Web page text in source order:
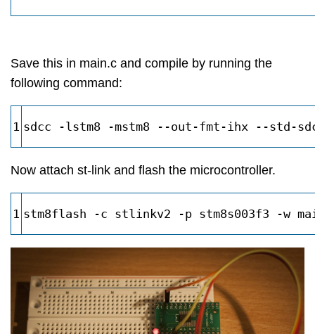
Save this in main.c and compile by running the
following command:
1 sdcc -lstm8 -mstm8 --out-fmt-ihx --std-
Now attach st-link and flash the microcontroller.
1 stm8flash -c stlinkv2 -p stm8s003f3 -w